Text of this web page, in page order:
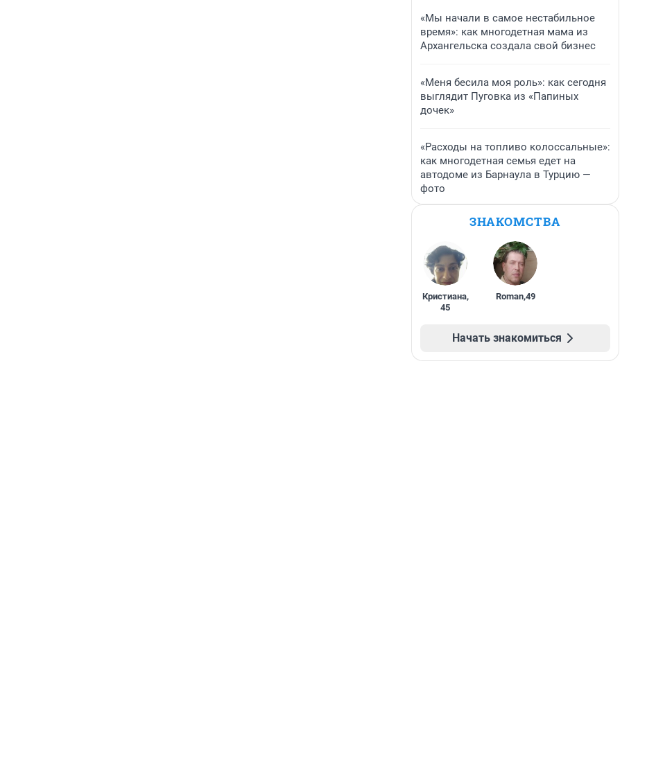
«Мы начали в самое нестабильное
время»: как многодетная мама из
Архангельска создала свой бизнес
«Меня бесила моя роль»: как сегодня
выглядит Пуговка из «Папиных
дочек»
«Расходы на топливо колоссальные»:
как многодетная семья едет на
автодоме из Барнаула в Турцию —
фото
ЗНАКОМСТВА
Кристиана,
45
Roman,49
Начать знакомиться